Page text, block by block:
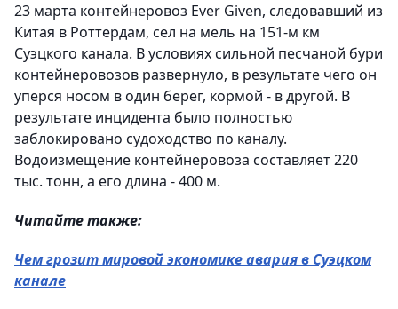
23 марта контейнеровоз Ever Given, следовавший из
Китая в Роттердам, сел на мель на 151-м км
Суэцкого канала. В условиях сильной песчаной бури
контейнеровозов развернуло, в результате чего он
уперся носом в один берег, кормой - в другой. В
результате инцидента было полностью
заблокировано судоходство по каналу.
Водоизмещение контейнеровоза составляет 220
тыс. тонн, а его длина - 400 м.
Читайте также:
Чем грозит мировой экономике авария в Суэцком
канале